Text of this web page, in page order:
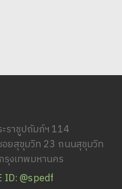
ราชูปถัมภ์ฯ 114
ยสุขุมวิท 23 ถนนสุขุมวิท
รุงเทพมหานคร
ID: @spedf